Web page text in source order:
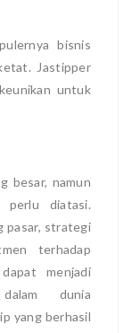
bisnis
Jastipper
untuk
besar, namun
perlu diatasi.
pasar, strategi
terhadap
menjadi
dunia
yang berhasil